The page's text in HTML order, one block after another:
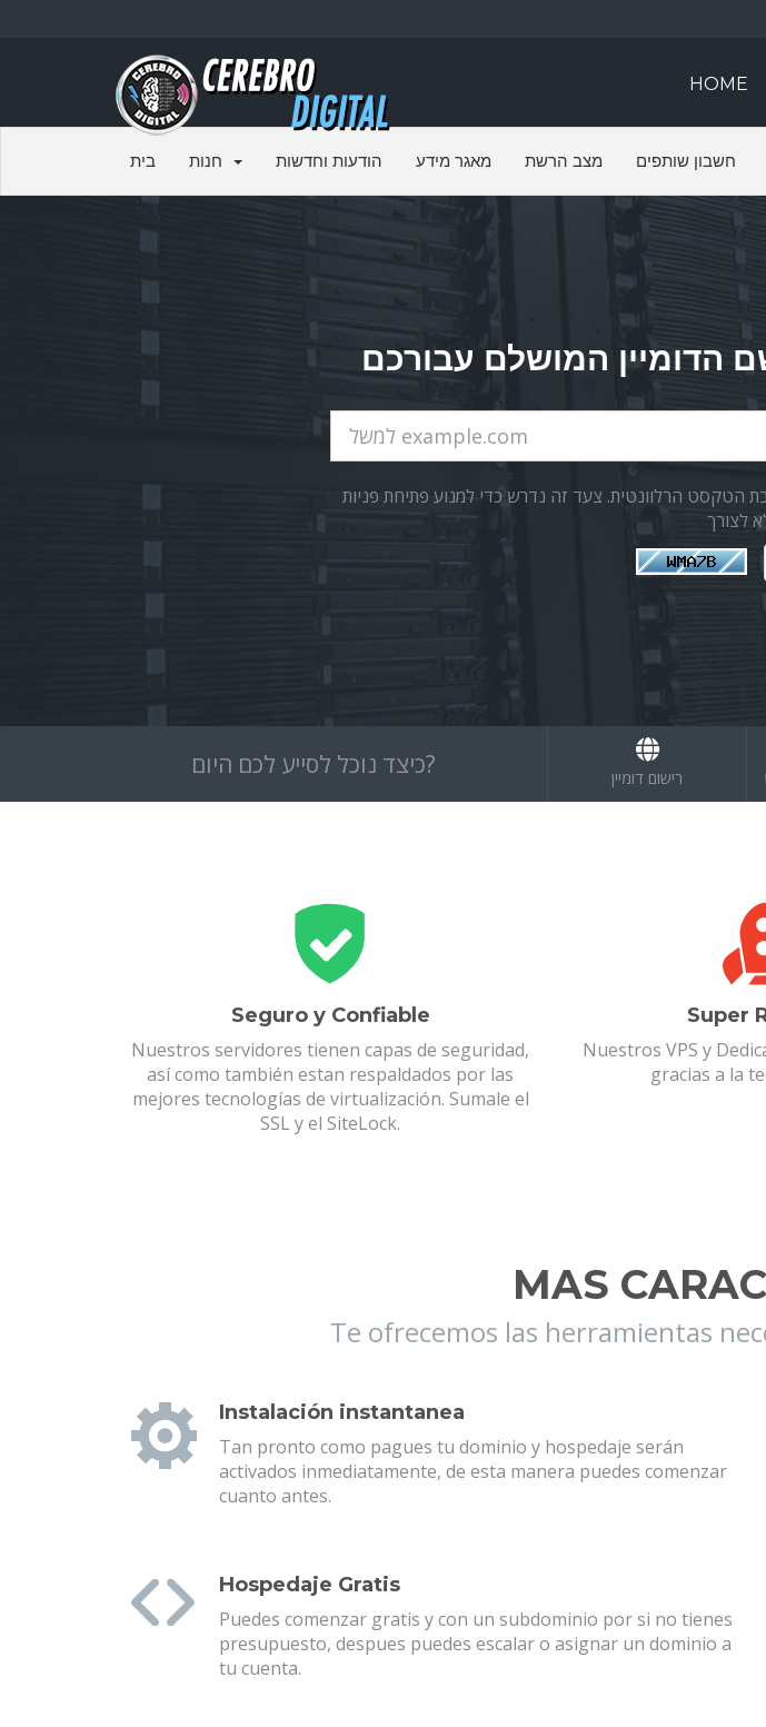
HOME
בית הודעות וחדשות מאגר מידע מצב הרשת חשבון שותפים
הטקסט הרלוונטית. צעד זה נדרש כדי למנוע פתיחת פניות
כיצד נוכל לסייע לכם היום? רישום דומיין
Seguro y Confiable
Nuestros servidores tienen capas de seguridad,
así como también estan respaldados por las
mejores tecnologías de virtualización. Sumale el
SSL y el SiteLock.
Super
Nuestros VPS y
gracias a la
MAS
Te ofrecemos las herramientas
Instalación instantanea
Tan pronto como pagues tu dominio y hospedaje serán
activados inmediatamente, de esta manera puedes comenzar
cuanto antes.
Hospedaje Gratis
Puedes comenzar gratis y con un subdominio por si no tienes
presupuesto, despues puedes escalar o asignar un dominio a
tu cuenta.